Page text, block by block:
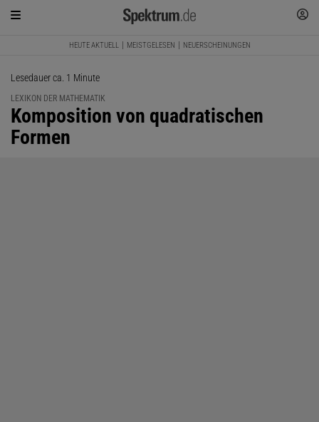
HEUTE AKTUELL MEISTGELESEN NEUERSCHEINUNGEN
Lesedauer ca. 1 Minute
LEXIKON DER MATHEMATIK
:
Komposition von quadratischen
Formen